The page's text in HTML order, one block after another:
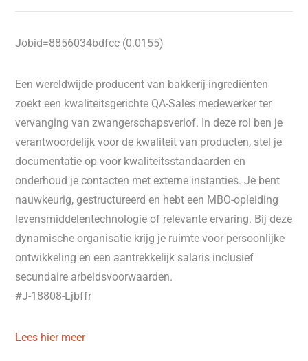
Jobid=8856034bdfcc (0.0155)
Een wereldwijde producent van bakkerij-ingrediënten
zoekt een kwaliteitsgerichte QA-Sales medewerker ter
vervanging van zwangerschapsverlof. In deze rol ben je
verantwoordelijk voor de kwaliteit van producten, stel je
documentatie op voor kwaliteitsstandaarden en
onderhoud je contacten met externe instanties. Je bent
nauwkeurig, gestructureerd en hebt een MBO-opleiding
levensmiddelentechnologie of relevante ervaring. Bij deze
dynamische organisatie krijg je ruimte voor persoonlijke
ontwikkeling en een aantrekkelijk salaris inclusief
secundaire arbeidsvoorwaarden.
#J-18808-Ljbffr
Lees hier meer